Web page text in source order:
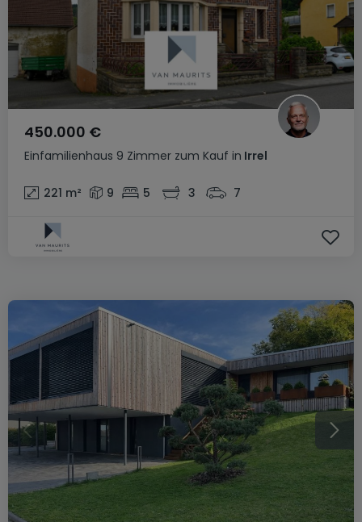
Einfamilienhaus 9 Zimmer zum Kauf in Irrel
450.000 €
221 m² 9 5 3 7